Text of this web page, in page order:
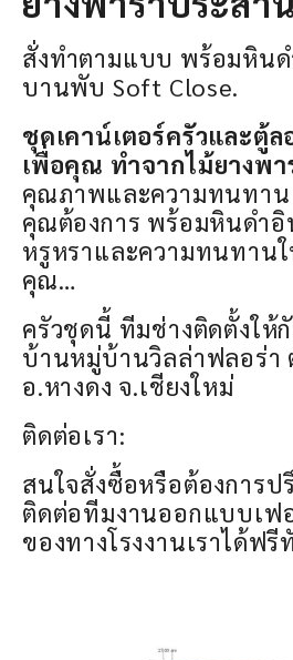
สั่งทำตามแบบ พร้อมหินด
บานพับ Soft Close.
ชุดเคาน์เตอร์ครัวและตู้
เพื่อคุณ ทำจากไม้ยางพา
คุณภาพและความทนทา
คุณต้องการ พร้อมหินดำอิ
หรูหราและความทนทาน
คุณ…
ครัวชุดนี้ ทีมช่างติดตั้งใ
บ้านหมู่บ้านวิลล่าฟลอร่า
อ.หางดง จ.เชียงใหม่
ติดต่อเรา:
สนใจสั่งซื้อหรือต้องการป
ติดต่อทีมงานออกแบบเฟ
ของทางโรงงานเราได้ฟ